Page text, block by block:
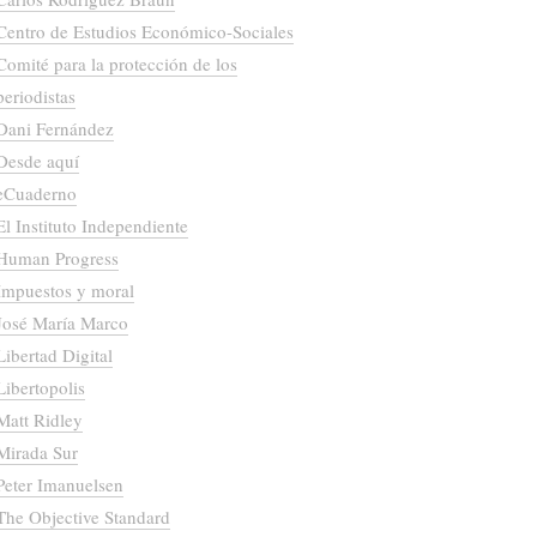
de Estudios Económico-Sociales
para la protección de los
Fernández
aquí
Instituto Independiente
Progress
y moral
María Marco
Digital
Ridley
Sur
Imanuelsen
Objective Standard